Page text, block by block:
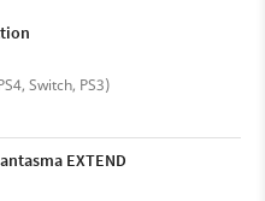
Switch, PS3)
EXTEND